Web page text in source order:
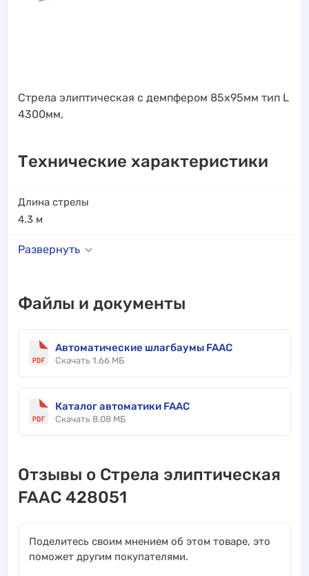
Стрела элиптическая с демпфером 85х95мм тип L
4300мм,
Технические характеристики
Длина стрелы
4.3 м
Развернуть
Файлы и документы
Автоматические шлагбаумы FAAC
Скачать 1.66 МБ
Каталог автоматики FAAC
Скачать 8.08 МБ
Отзывы о Стрела элиптическая
FAAC 428051
Поделитесь своим мнением об этом товаре, это
поможет другим покупателями.